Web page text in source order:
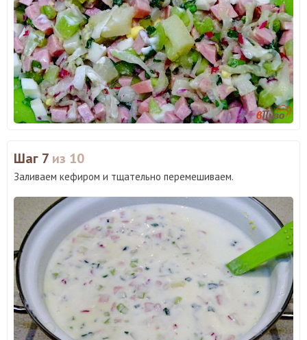
Шаг 7 из 10
Заливаем кефиром и тщательно перемешиваем.